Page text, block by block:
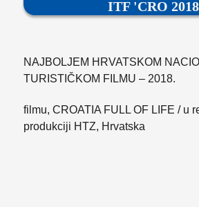
ITF 'CRO
NAJBOLJEM HRVATSKOM
TURISTIČKOM FILMU – 2018.
filmu, CROATIA FULL OF LIFE / u
produkciji HTZ, Hrvatska